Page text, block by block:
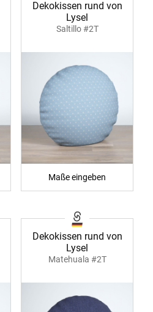
Dekokissen rund von
Lysel
Saltillo #2T
Maße eingeben
Dekokissen rund von
Lysel
Matehuala #2T